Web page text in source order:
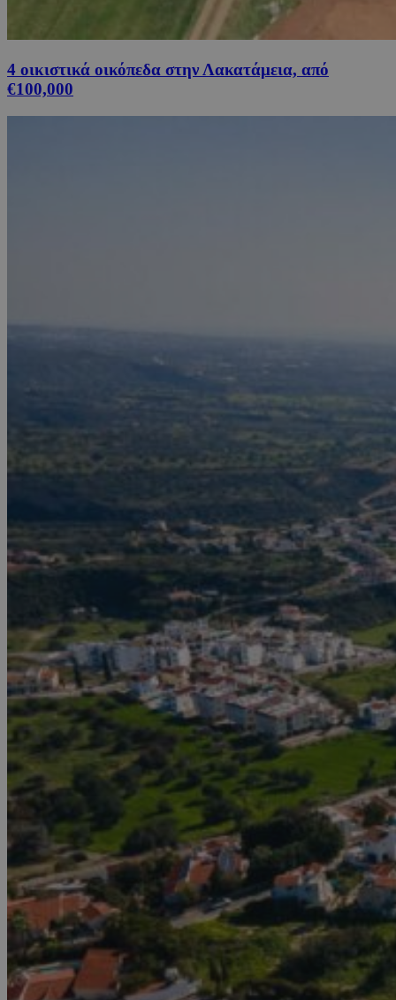
4 οικιστικά οικόπεδα στην Λακατάμεια, από
€100,000